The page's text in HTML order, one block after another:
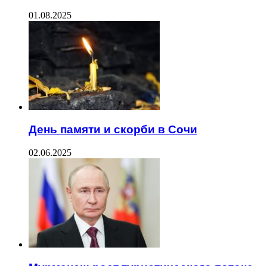
01.08.2025
День памяти и скорби в Сочи
02.06.2025